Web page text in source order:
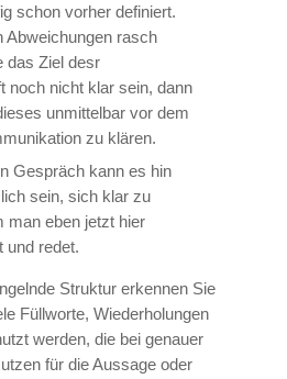
schon vorher definiert.
Abweichungen rasch
das Ziel desr
noch nicht klar sein, dann
unmittelbar vor dem
zu klären.
Gespräch kann es hin
sein, sich klar zu
man eben jetzt hier
und redet.
Struktur erkennen Sie
Füllworte, Wiederholungen
werden, die bei genauer
für die Aussage oder